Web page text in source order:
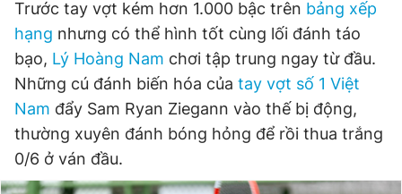
Thông tin tòa soạn Liên hệ quảng cáo
Đọc Thanh Niên trên điện thoại
Trước tay vợt kém hơn 1.000 bậc trên bảng xếp
hạng nhưng có thể hình tốt cùng lối đánh táo
bạo, Lý Hoàng Nam chơi tập trung ngay từ đầu.
Những cú đánh biến hóa của tay vợt số 1 Việt
Nam đẩy Sam Ryan Ziegann vào thế bị động,
thường xuyên đánh bóng hỏng để rồi thua trắng
0/6 ở ván đầu.